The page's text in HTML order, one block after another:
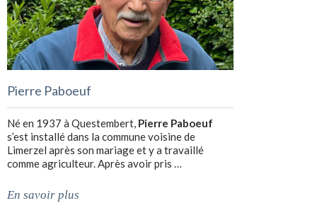
Pierre Paboeuf
Né en 1937 à Questembert, Pierre Paboeuf
s’est installé dans la commune voisine de
Limerzel après son mariage et y a travaillé
comme agriculteur. Après avoir pris …
En savoir plus